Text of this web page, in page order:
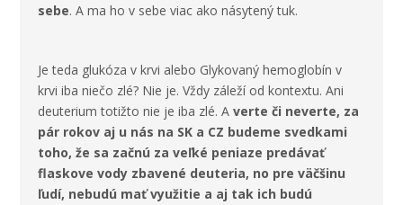
sebe. A ma ho v sebe viac ako násytený tuk.
Je teda glukóza v krvi alebo Glykovaný hemoglobín v
krvi iba niečo zlé? Nie je. Vždy záleží od kontextu. Ani
deuterium totižto nie je iba zlé. Averte či neverte, za
pár rokov aj u nás na SK a CZ budeme svedkami
toho, že sa začnú za veľké peniaze predávať
flaskove vody zbavené deuteria, no pre väčšinu
ľudí, nebudú mať využitie a aj tak ich budú